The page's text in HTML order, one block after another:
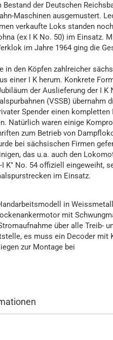
der Deutschen
Maschinen ausgemustert.
verkaufte Loks standen
(ex I K No. 50) im Einsatz.
im Jahre 1964 ging die
in den Köpfen zahlreicher
einer I K herum. Konkrete
der Auslieferung der I K
(VSSB) übernahm
Spender einen
Natürlich waren einige
zum Betrieb von
bei sächsischen Firmen
das u.a. auch den
I K" No. 54 offiziell eingeweiht,
im Einsatz.
in
mit
über alle Treib-
es muss ein Decoder mit
zur Montage bei